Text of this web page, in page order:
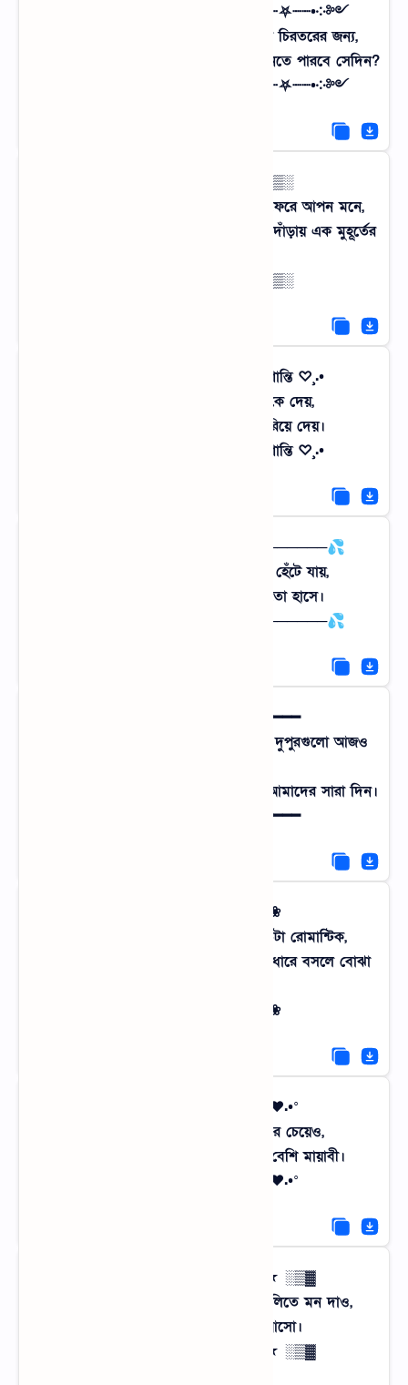
༺༶•┈┈⛧┈♛ আবেগপ্রবণ বার্তা ♛┈⛧┈┈•༶༻
হয়তো একদিন ফিরে আসবো ক্লান্ত দুপুরে চিরতরের জন্য,
গ্রামের সেই পুরনো নিম গাছটা কি আমায় চিনতে পারবে সেদিন?
༺༶•┈┈⛧┈♛ আবেগপ্রবণ বার্তা ♛┈⛧┈┈•༶༻
░▒▓█►─═ ☔ ═─◄█▓▒░
গোধূলির আলোয় যখন পাখিরা সব নীড়ে ফেরে আপন মনে,
পুরো পৃথিবী যেন গ্রামের মায়ায় এসে থমকে দাঁড়ায় এক মুহূর্তের
░▒▓█►─═ ☔ ═─◄█▓▒░
•.¸♡ শহুরে ক্লান্তি বনাম গ্রামের প্রশান্তি ♡¸.•
শহরের ধুলোবালি যখন দম আটকে দেয়,
গ্রামের শীতল হওয়া তখন প্রাণ ফিরিয়ে দেয়।
•.¸♡ শহুরে ক্লান্তি বনাম গ্রামের প্রশান্তি ♡¸.•
💦───────── ⊰⋆⌘⋆⊱ ─────────💦
শরৎ যখন ভোরে গ্রামের মেঠোপথে হেঁটে যায়,
শিশির ভেজা ঘাস তখন মুক্তোর মতো হাসে।
💦───────── ⊰⋆⌘⋆⊱ ─────────💦
━━━━━━━༺☔༻━━━━━━━
স্মৃতির পাতায় ধুলো জমলেও সেই সোনালি দুপুরগুলো আজও
যেখানে হিজল তলায় নৌকো বেঁধে কাটতো আমাদের সারা দিন।
━━━━━━━༺☔༻━━━━━━━
❀⋆｡°✩ বর্ষার গান ✩°｡⋆❀
টিনের চালে বৃষ্টির রিমঝিম শব্দ যে কতটা রোমান্টিক,
তা কেবল গ্রামের এক কাপ চা আর জানাল ধারে বসলে বোঝা
❀⋆｡°✩ বর্ষার গান ✩°｡⋆❀
°•.♥.•° গ্রাম মানেই প্রেম °•.♥.•°
তোমার শহরের হাইরাইজ বিল্ডিং এর চেয়েও,
আমার গ্রামের খোলা আকাশটা অনেক বেশি মায়াবী।
°•.♥.•° গ্রাম মানেই প্রেম °•.♥.•°
▓▒░ ★ ব্যস্ত জীবনের বিরতি ★ ░▒▓
কীবোর্ডের খটাখট ছেড়ে পাখির কলকাকলিতে মন দাও,
একবার গ্রাম থেকে ঘুরে তো আসো।
▓▒░ ★ ব্যস্ত জীবনের বিরতি ★ ░▒▓